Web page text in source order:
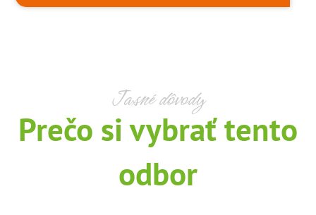
Jasné dôvody
Prečo si vybrať tento
odbor